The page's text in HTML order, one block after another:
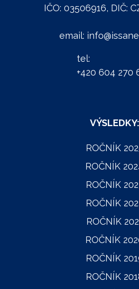
IČO: 03506916, DIČ:
email:
tel:
+420 604 270
VÝSLEDKY:
ROČNÍK
ROČNÍK
ROČNÍK
ROČNÍK
ROČNÍK
ROČNÍK
ROČNÍK
ROČNÍK